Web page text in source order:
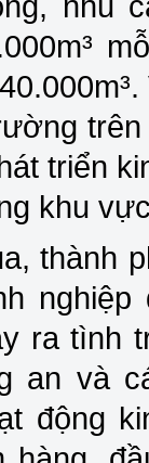
nhu
triển
khu
thành
ra tình
an và
động